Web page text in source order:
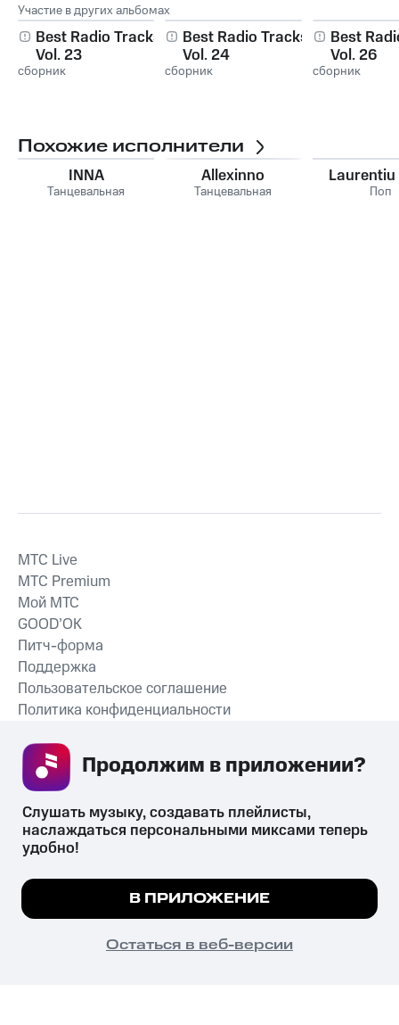
Участие в других альбомах
Best Radio Tracks,
Vol. 23
сборник
Best Radio Tracks,
Vol. 24
сборник
Best
Vol. 26
сборник
Похожие исполнители
INNA
Танцевальная
Allexinno
Танцевальная Поп
СКАЧАТЬ ПРИЛОЖЕНИЕ
MTС Live
MTС Premium
Мой МТС
GOOD’OK
Питч-форма
Поддержка
Пользовательское соглашение
Политика конфиденциальности
психотропных веществ, их аналогов причиняет вред здоровью,
их незаконный оборот запрещён и влечёт установленную
законодательством ответственность.
© 2026 ООО «КИОН».
Все права защищены
Мы используем куки, чтобы на сайте все
Подробнее
ПОНЯТНО
Слушать музыку, создавать плейлисты,
наслаждаться персональными миксами теперь
удобно!
В ПРИЛОЖЕНИЕ
Остаться в веб-версии